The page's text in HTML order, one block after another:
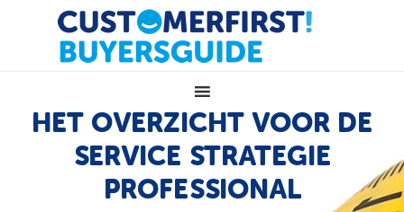
HET OVERZICHT VOOR DE
SERVICE STRATEGIE
PROFESSIONAL